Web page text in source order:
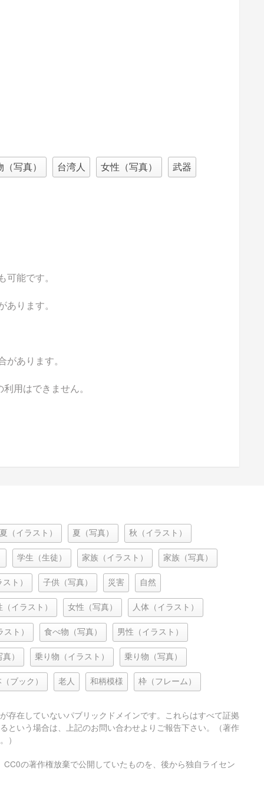
（写真） 台湾人 女性（写真） 武器
能です。
ります。
あります。
用はできません。
夏（イラスト） 夏（写真） 秋（イラスト）
学生（生徒） 家族（イラスト） 家族（写真）
ト） 子供（写真） 災害 自然
（イラスト） 女性（写真） 人体（イラスト）
ト） 食べ物（写真） 男性（イラスト）
） 乗り物（イラスト） 乗り物（写真）
ブック） 老人 和柄模様 枠（フレーム）
存在していないパブリックドメインです。これらはすべて証拠
という場合は、上記のお問い合わせよりご報告下さい。（著作
）
CC0の著作権放棄で公開していたものを、後から独自ライセン